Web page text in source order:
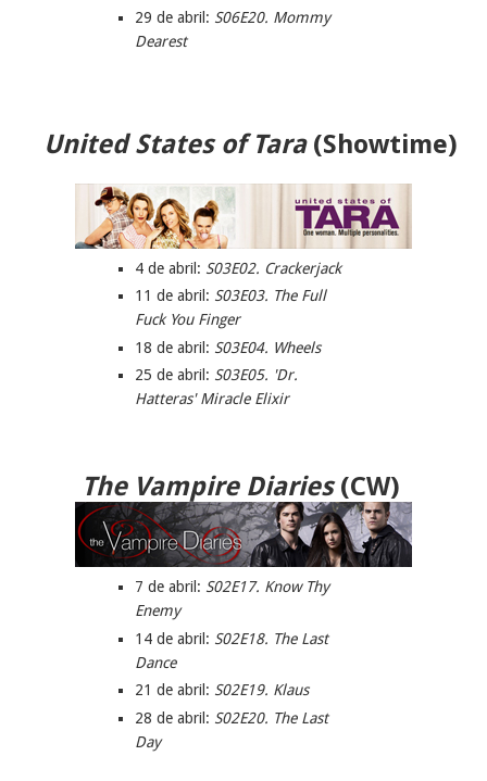
29 de abril: S06E20. Mommy
Dearest
United States of Tara (Showtime)
4 de abril: S03E02. Crackerjack
11 de abril: S03E03. The Full
Fuck You Finger
18 de abril: S03E04. Wheels
25 de abril: S03E05. 'Dr.
Hatteras' Miracle Elixir
The Vampire Diaries(CW)
7 de abril: S02E17. Know Thy
Enemy
14 de abril: S02E18. The Last
Dance
21 de abril: S02E19. Klaus
28 de abril: S02E20. The Last
Day